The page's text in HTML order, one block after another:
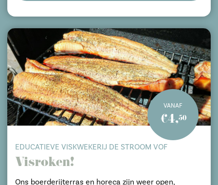
VANAF
€4,50
EDUCATIEVE VISKWEKERIJ DE STROOM VOF
Visroken!
Ons boerderijterras en horeca zijn weer open,